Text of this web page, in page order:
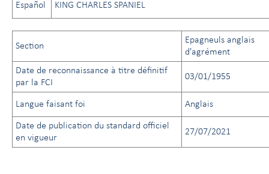
Español KING CHARLES SPANIEL
Section
Epagneuls anglais
d'agrément
Date de reconnaissance à titre définitif
par la FCI
03/01/1955
Langue faisant foi Anglais
Date de publication du standard officiel
en vigueur
27/07/2021